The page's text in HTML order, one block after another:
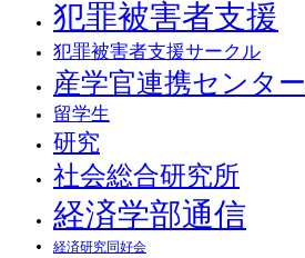
犯罪被害者支援
犯罪被害者支援サークル
産学官連携センター
留学生
研究
社会総合研究所
経済学部通信
経済研究同好会